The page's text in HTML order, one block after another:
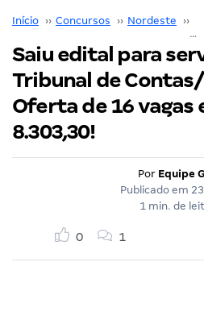
Início ›› Concursos ›› Nordeste ››
Saiu edital para
Tribunal de Contas/
Oferta de 16 vagas
8.303,30!
Por Equipe
Publicado em
1 min. de
0 1